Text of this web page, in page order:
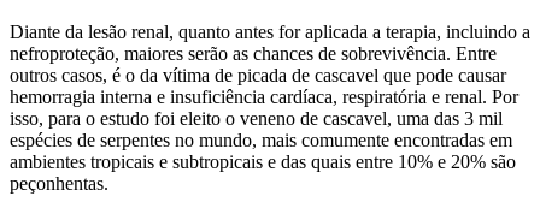
Diante da lesão renal, quanto antes for aplicada a terapia, incluindo a
nefroproteção, maiores serão as chances de sobrevivência. Entre
outros casos, é o da vítima de picada de cascavel que pode causar
hemorragia interna e insuficiência cardíaca, respiratória e renal. Por
isso, para o estudo foi eleito o veneno de cascavel, uma das 3 mil
espécies de serpentes no mundo, mais comumente encontradas em
ambientes tropicais e subtropicais e das quais entre 10% e 20% são
peçonhentas.